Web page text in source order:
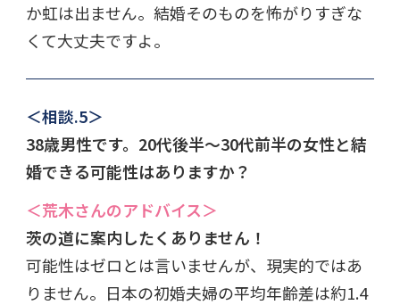
か虹は出ません。結婚そのものを怖がりすぎな
くて大丈夫ですよ。
＜相談.5＞
38歳男性です。20代後半～30代前半の女性と結
婚できる可能性はありますか？
＜荒木さんのアドバイス＞
茨の道に案内したくありません！
可能性はゼロとは言いませんが、現実的ではあ
りません。日本の初婚夫婦の平均年齢差は約1.4